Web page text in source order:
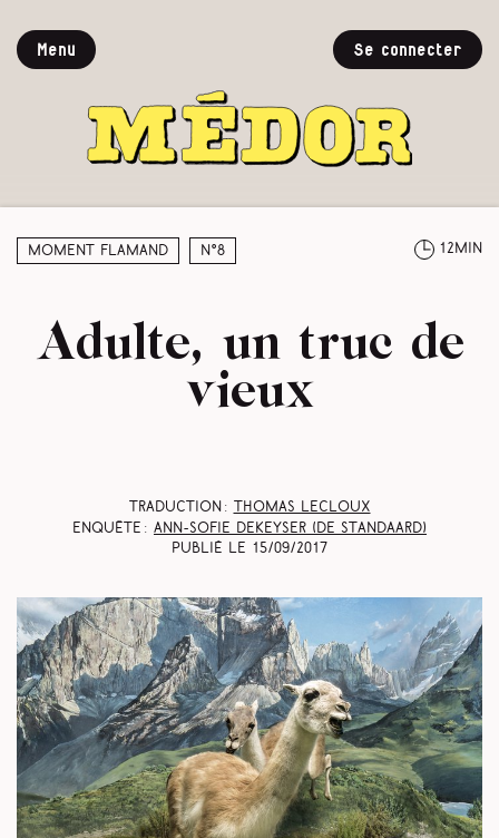
Menu Se connecter
Moment Flamand N°8 12min
Adulte, un truc de
vieux
Traduction :
Thomas Lecloux
Enquête : Ann-Sofie Dekeyser ( De Standaard)
Publié le 15/09/2017